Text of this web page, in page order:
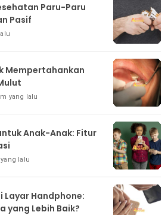
Paru-Paru
Pasif
Mempertahankan
yang lalu
Anak-Anak: Fitur
lalu
Layar Handphone:
yang Lebih Baik?